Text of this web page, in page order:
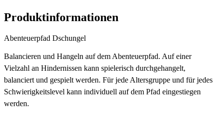
Produktinformationen
Abenteuerpfad Dschungel
Balancieren und Hangeln auf dem Abenteuerpfad. Auf einer
Vielzahl an Hindernissen kann spielerisch durchgehangelt,
balanciert und gespielt werden. Für jede Altersgruppe und für jedes
Schwierigkeitslevel kann individuell auf dem Pfad eingestiegen
werden.